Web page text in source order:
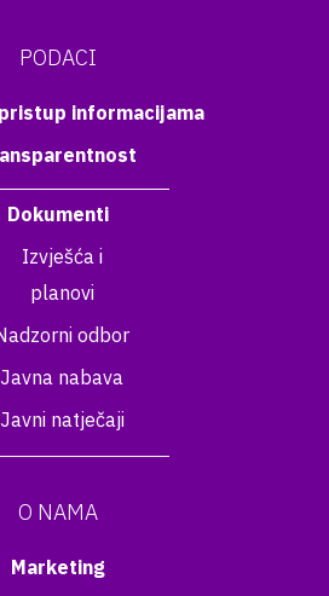
PODACI
informacijama
Dokumenti
Izvješća i
planovi
odbor
Javna nabava
Javni natječaji
O NAMA
Marketing